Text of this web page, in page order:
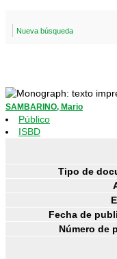
Nueva búsqueda
SAMBARINO, Mario
Público
ISBD
Tipo de
Fecha de
Número de